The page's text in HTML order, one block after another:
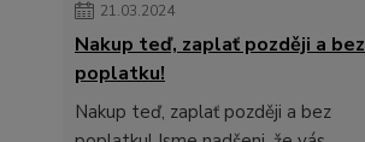
21.03.2024
Nakup teď, zaplať později a bez
poplatku!
Nakup teď, zaplať později a bez